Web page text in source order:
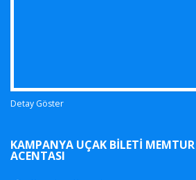
Detay Göster
KAMPANYA UÇAK BILETI
ACENTASI